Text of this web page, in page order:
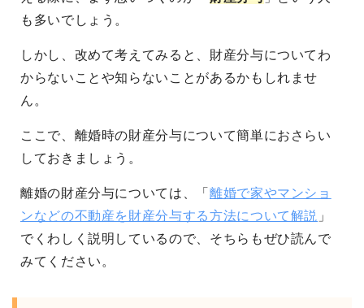
も多いでしょう。
しかし、改めて考えてみると、財産分与についてわ
からないことや知らないことがあるかもしれませ
ん。
ここで、離婚時の財産分与について簡単におさらい
しておきましょう。
離婚の財産分与については、「 離婚で家やマンショ
ンなどの不動産を財産分与する方法について解説 」
でくわしく説明しているので、そちらもぜひ読んで
みてください。